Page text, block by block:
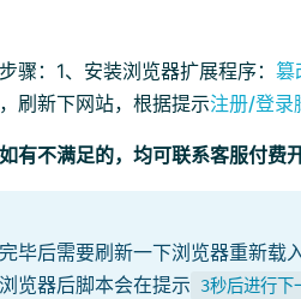
骤：1、安装浏览器扩展程序： 篡
刷新下网站，根据提示注册/登录
有不满足的，均可联系客服付费
毕后需要刷新一下浏览器重新载
览器后脚本会在提示
3秒后进行下